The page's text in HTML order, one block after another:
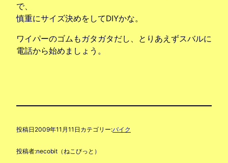
で、
慎重にサイズ決めをしてDIYかな。
ワイパーのゴムもガタガタだし、とりあえずスバルに
電話から始めましょう。
投稿日 2009年11月11日 カテゴリー:バイク
投稿者:necobit（ねこびっと）